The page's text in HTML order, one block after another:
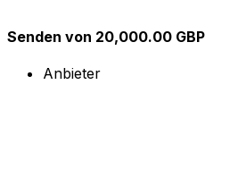
Senden von 20,000.00 GBP
Anbieter